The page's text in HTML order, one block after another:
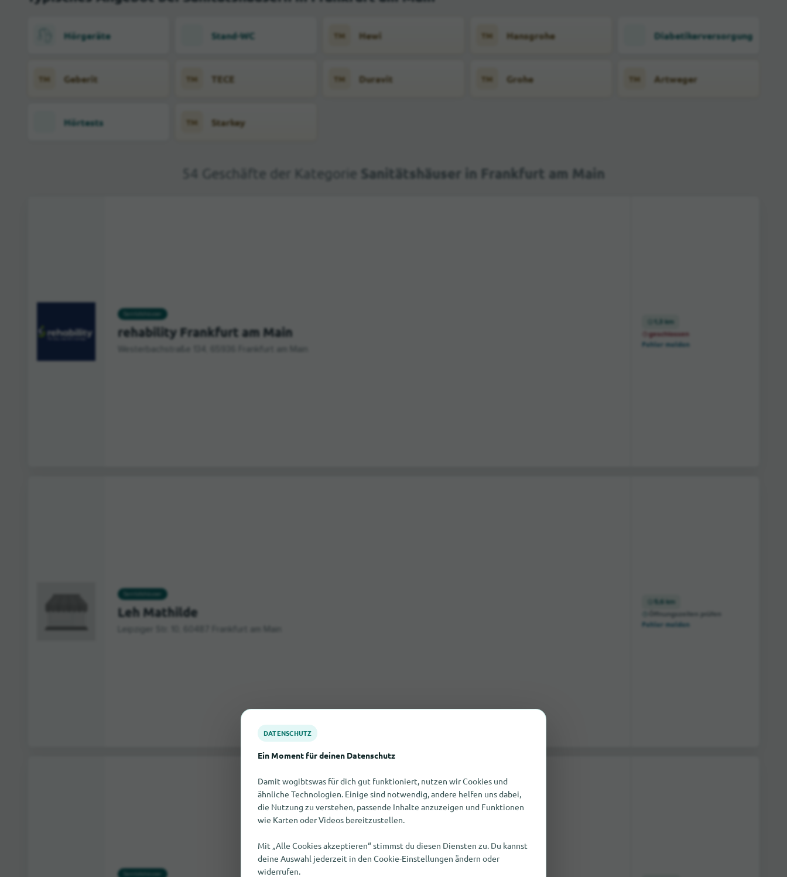
Hörgeräte Stand-WC TM Hewi TM Hansgrohe Diabetikerversorgung
TM Geberit TM TECE TM Duravit TM Grohe TM Artweger
Hörtests TM Starkey
54 Geschäfte der Kategorie Sanitätshäuser in Frankfurt am Main
rehability Frankfurt am Main
1,3 km
geschlossen
Fehler melden
Leh Mathilde
5,6 km
Öffnungszeiten prüfen
Fehler melden
DATENSCHUTZ
Ein Moment für deinen Datenschutz
Damit wogibtswas für dich gut funktioniert, nutzen wir Cookies und
ähnliche Technologien. Einige sind notwendig, andere helfen uns dabei,
die Nutzung zu verstehen, passende Inhalte anzuzeigen und Funktionen
wie Karten oder Videos bereitzustellen.
Mit „Alle Cookies akzeptieren“ stimmst du diesen Diensten zu. Du kannst
deine Auswahl jederzeit in den Cookie-Einstellungen ändern oder
widerrufen.